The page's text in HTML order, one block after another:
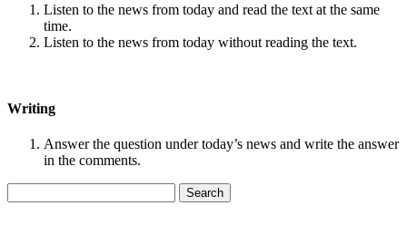
Listen to the news from today and read the text at the same
time.
Listen to the news from today without reading the text.
Writing
Answer the question under today’s news and write the answer
in the comments.
for: